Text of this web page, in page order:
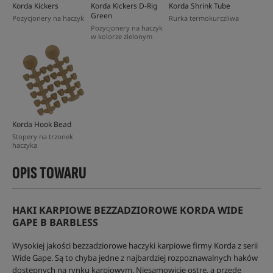
Korda Kickers
Pozycjonery na haczyk
Korda Kickers D-Rig
Green
Pozycjonery na haczyk
w kolorze zielonym
Korda Shrink Tube
Rurka termokurczliwa
Korda Hook Bead
Stopery na trzonek
haczyka
OPIS TOWARU
HAKI KARPIOWE BEZZADZIOROWE KORDA WIDE
GAPE B BARBLESS
Wysokiej jakości bezzadziorowe haczyki karpiowe firmy Korda z serii
Wide Gape. Są to chyba jedne z najbardziej rozpoznawalnych haków
dostępnych na rynku karpiowym. Niesamowicie ostre, a przede